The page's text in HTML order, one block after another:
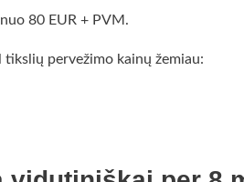
80 EUR + PVM.
pervežimo kainų žemiau: